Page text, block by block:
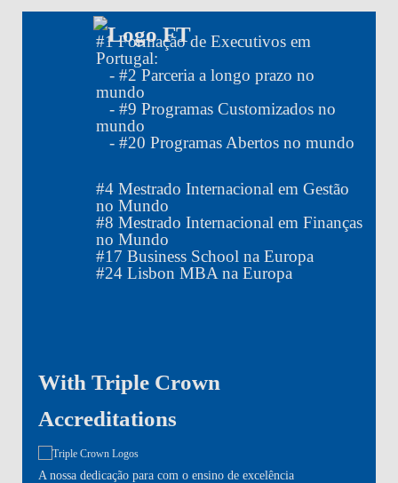
#1Formação de Executivos em
Portugal:
- #2 Parceria a longo prazo no
mundo
- #9 Programas Customizados no
mundo
- #20 Programas Abertos no mundo
#4Mestrado Internacional em Gestão
no Mundo
#8 Mestrado Internacional em Finanças
no Mundo
#17 Business School na Europa
#24Lisbon MBA na Europa
With Triple Crown
Accreditations
A nossa dedicação para com o ensino de excelência